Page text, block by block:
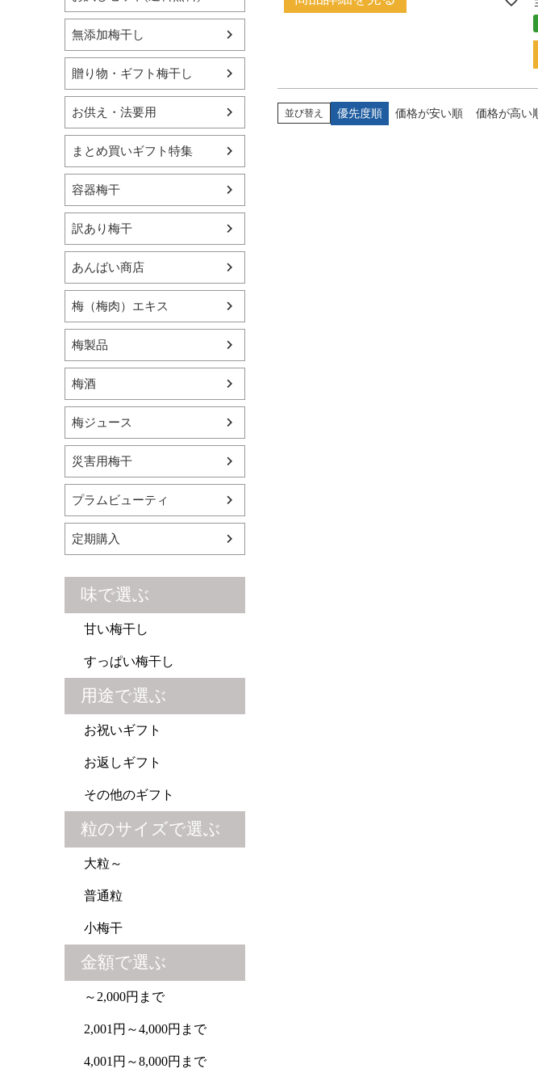
無添加梅干し
贈り物・ギフト梅干し
お供え・法要用
まとめ買いギフト特集
容器梅干
訳あり梅干
あんばい商店
梅（梅肉）エキス
梅製品
梅酒
梅ジュース
災害用梅干
プラムビューティ
定期購入
味で選ぶ
甘い梅干し
すっぱい梅干し
用途で選ぶ
お祝いギフト
お返しギフト
その他のギフト
粒のサイズで選ぶ
大粒～
普通粒
小梅干
金額で選ぶ
～2,000円まで
2,001円～4,000円まで
4,001円～8,000円まで
並び替え 優先度順 価格が安い順 価格が高い